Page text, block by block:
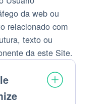
da web ou
relacionado com
texto ou
da este Site.